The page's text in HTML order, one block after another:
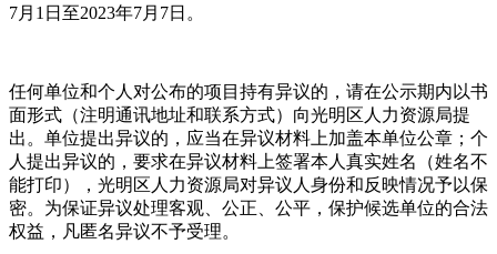
7月1日至2023年7月7日。
任何单位和个人对公布的项目持有异议的，请在公示期内以书
面形式（注明通讯地址和联系方式）向光明区人力资源局提
出。单位提出异议的，应当在异议材料上加盖本单位公章；个
人提出异议的，要求在异议材料上签署本人真实姓名（姓名不
能打印），光明区人力资源局对异议人身份和反映情况予以保
密。为保证异议处理客观、公正、公平，保护候选单位的合法
权益，凡匿名异议不予受理。